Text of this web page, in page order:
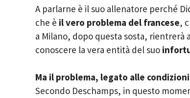
A parlarne è il suo allenatore perché
che è il vero problema del francese,
a Milano, dopo questa sosta, rientrerà
conoscere la vera entità del suo
Ma il problema, legato alle
Secondo Deschamps, in questo